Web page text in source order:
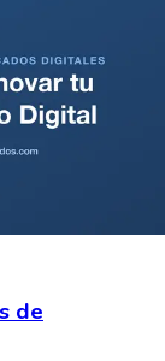
de